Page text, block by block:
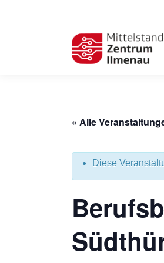
« Alle
Diese